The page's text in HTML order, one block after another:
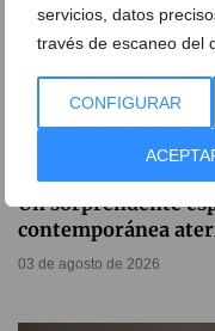
servicios, datos
través de escaneo del
CONFIGURAR
Un sorprendente
contemporánea
03 de agosto de 2026